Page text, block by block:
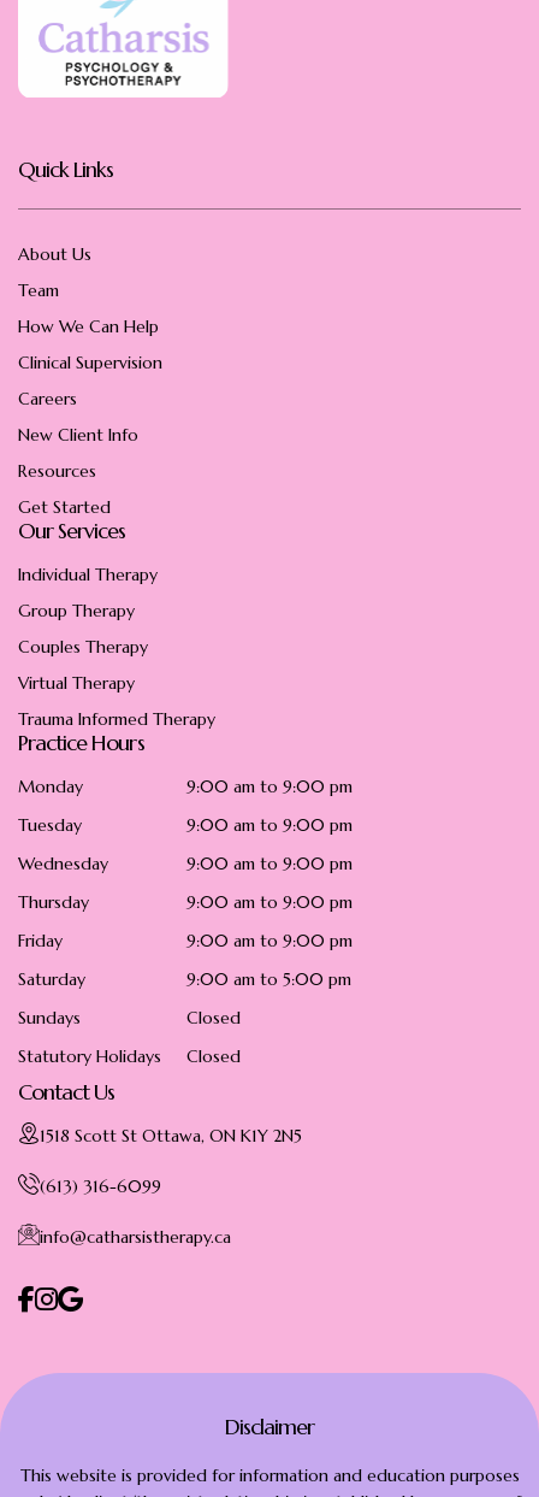
Quick Links
About Us
Team
How We Can Help
Clinical Supervision
Careers
New Client Info
Resources
Get Started
Our Services
Individual Therapy
Group Therapy
Couples Therapy
Virtual Therapy
Trauma Informed Therapy
Practice Hours
Monday
9:00 am to 9:00 pm
Tuesday
9:00 am to 9:00 pm
Wednesday
9:00 am to 9:00 pm
Thursday
9:00 am to 9:00 pm
Friday
9:00 am to 9:00 pm
Saturday
9:00 am to 5:00 pm
Sundays
Closed
Statutory Holidays
Closed
Contact Us
1518 Scott St Ottawa, ON K1Y 2N5
(613) 316-6099
info@catharsistherapy.ca
Disclaimer
This website is provided for information and education purposes